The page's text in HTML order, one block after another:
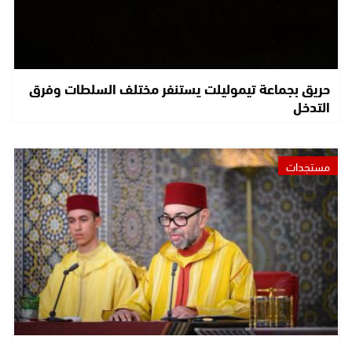
حريق بجماعة تيموليلت يستنفر مختلف السلطات وفرق
التدخل
مستجدات